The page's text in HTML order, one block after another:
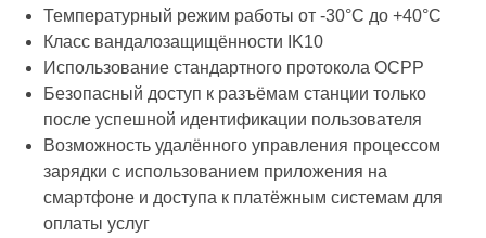
Температурный режим работы от -30°C до +40°C
Класс вандалозащищённости IK10
Использование стандартного протокола OCPP
Безопасный доступ к разъёмам станции только
после успешной идентификации пользователя
Возможность удалённого управления процессом
зарядки с использованием приложения на
смартфоне и доступа к платёжным системам для
оплаты услуг